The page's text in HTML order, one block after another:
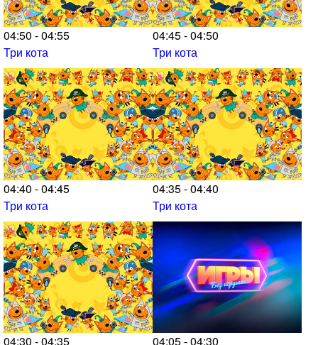
04:50 - 04:55
Три кота
04:45 - 04:50
Три кота
04:40 - 04:45
Три кота
04:35 - 04:40
Три кота
04:30 - 04:35 04:05 - 04:30